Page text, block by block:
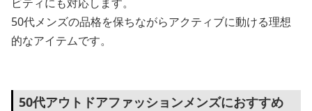
50代メンズの品格を保ちながらアクティブに動ける理想
的なアイテムです。
50代アウトドアファッションメンズにおすすめ